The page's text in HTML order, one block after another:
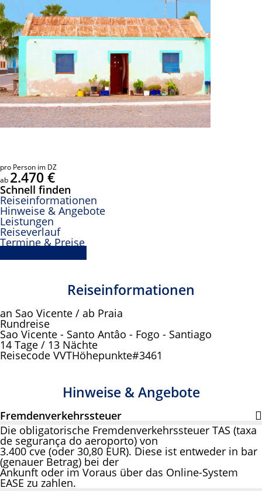
pro Person im DZ
ab 2.470 €
Schnell finden
Reiseinformationen
Hinweise & Angebote
Leistungen
Reiseverlauf
Termine & Preise
Reiseinformationen
an Sao Vicente / ab Praia
Rundreise
Sao Vicente - Santo Antâo - Fogo - Santiago
14 Tage / 13 Nächte
Reisecode VVTHöhepunkte#3461
Hinweise & Angebote
Fremdenverkehrssteuer
Die obligatorische Fremdenverkehrssteuer TAS (taxa
de segurança do aeroporto) von
3.400 cve (oder 30,80 EUR). Diese ist entweder in bar
(genauer Betrag) bei der
Ankunft oder im Voraus über das Online-System
EASE zu zahlen.